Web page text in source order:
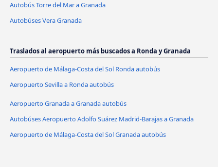
Autobús Torre del Mar a Granada
Autobúses Vera Granada
Traslados al aeropuerto más buscados a Ronda y Granada
Aeropuerto de Málaga-Costa del Sol Ronda autobús
Aeropuerto Sevilla a Ronda autobús
Aeropuerto Granada a Granada autobús
Autobúses Aeropuerto Adolfo Suárez Madrid-Barajas a Granada
Aeropuerto de Málaga-Costa del Sol Granada autobús